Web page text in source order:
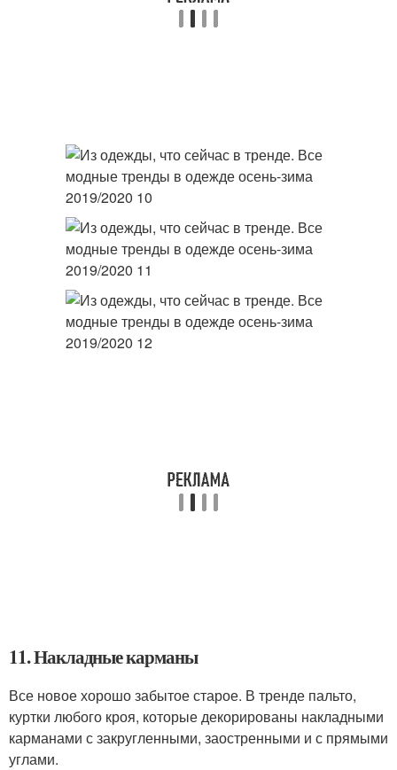
11. Накладные карманы
Все новое хорошо забытое старое. В тренде пальто,
куртки любого кроя, которые декорированы накладными
карманами с закругленными, заостренными и с прямыми
углами.